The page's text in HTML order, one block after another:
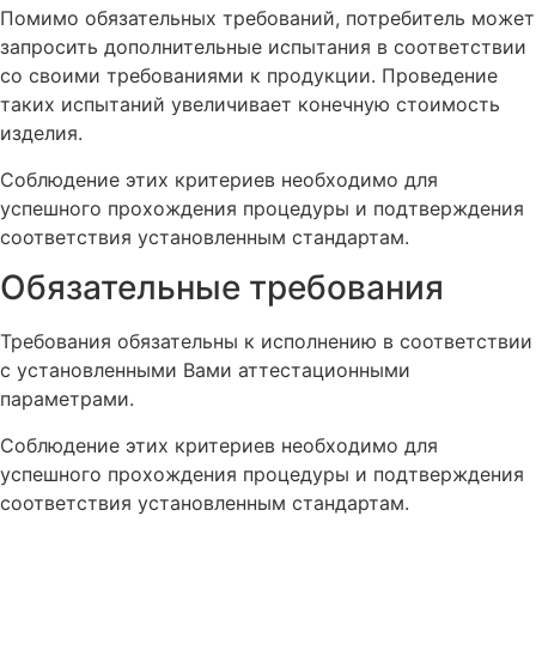
Помимо обязательных требований, потребитель может
запросить дополнительные испытания в соответствии
со своими требованиями к продукции. Проведение
таких испытаний увеличивает конечную стоимость
изделия.
Соблюдение этих критериев необходимо для
успешного прохождения процедуры и подтверждения
соответствия установленным стандартам.
Обязательные требования
Требования обязательны к исполнению в соответствии
с установленными Вами аттестационными
параметрами.
Соблюдение этих критериев необходимо для
успешного прохождения процедуры и подтверждения
соответствия установленным стандартам.